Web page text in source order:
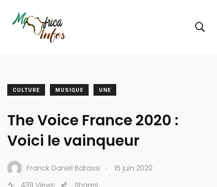
CULTURE MUSIQUE UNE
The Voice France 2020 :
Voici le vainqueur
Franck Daniel Batassi .
15 juin 2020